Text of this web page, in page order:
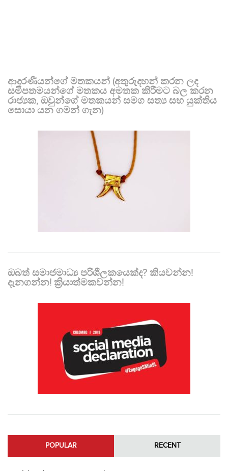
ආදරණීයන්ගේ මතකයන් (අතුරුදහන් කරන ලද
සමීපතමයන්ගේ මතකය අමතක කිරීමට බල කරන
රාජ්‍යක, ඔවුන්ගේ මතකයන් සමග සත්‍ය සහ යුක්තිය
සොයා යන ගමන් ගැන)
ඔබත් සමාජමාධ්‍ය පරිශීලකයෙක්ද? කියවන්න!
දැනගන්න! ක්‍රියාත්මකවන්න!
POPULAR RECENT